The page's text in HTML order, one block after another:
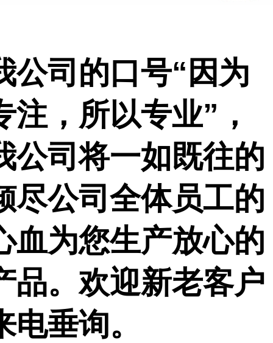
公司的口号“因为
注，所以专业”，
公司将一如既往的
尽公司全体员工的
血为您生产放心的
品。欢迎新老客户
电垂询。